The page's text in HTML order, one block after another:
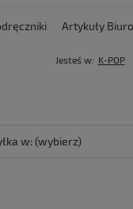
Artykuły
Jesteś w: K-POP
w: (wybierz)